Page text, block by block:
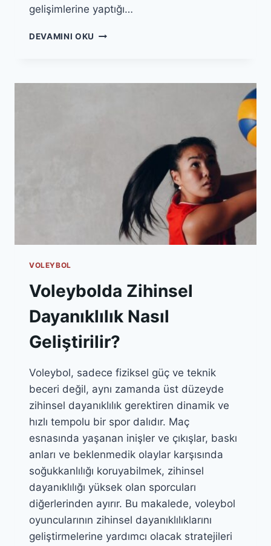
gelişimlerine yaptığı…
DEVAMINI OKU OKULLARDA
EĞITIME
VOLEYBOL
Voleybolda Zihinsel
Dayanıklılık Nasıl
Geliştirilir?
Voleybol, sadece fiziksel güç ve teknik
beceri değil, aynı zamanda üst düzeyde
zihinsel dayanıklılık gerektiren dinamik ve
hızlı tempolu bir spor dalıdır. Maç
esnasında yaşanan inişler ve çıkışlar, baskı
anları ve beklenmedik olaylar karşısında
soğukkanlılığı koruyabilmek, zihinsel
dayanıklılığı yüksek olan sporcuları
diğerlerinden ayırır. Bu makalede, voleybol
oyuncularının zihinsel dayanıklılıklarını
geliştirmelerine yardımcı olacak stratejileri